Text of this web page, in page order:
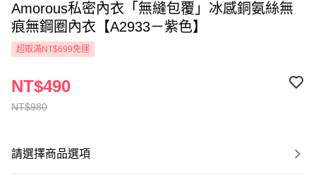
Amorous私密內衣「無縫包覆」冰感銅氨絲無
痕無鋼圈內衣【A2933－紫色】
超取滿NT$699免運
NT$980
NT$490
請選擇商品選項